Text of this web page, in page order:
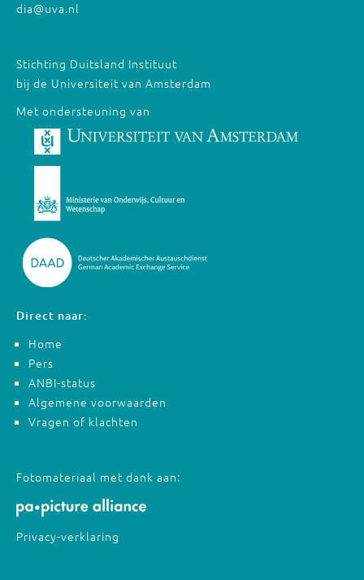
dia@uva.nl
Stichting Duitsland Instituut
bij de Universiteit van Amsterdam
Met ondersteuning van
Direct naar:
Home
Pers
ANBI-status
Algemene voorwaarden
Vragen of klachten
Fotomateriaal met dank aan:
Privacy-verklaring